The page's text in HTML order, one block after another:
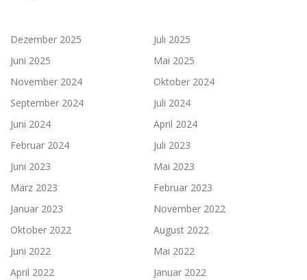
Dezember 2025
Juli 2025
Juni 2025
Mai 2025
November 2024
Oktober 2024
September 2024
Juli 2024
Juni 2024
April 2024
Februar 2024
Juli 2023
Juni 2023
Mai 2023
März 2023
Februar 2023
Januar 2023
November 2022
Oktober 2022
August 2022
Juni 2022
Mai 2022
April 2022
Januar 2022